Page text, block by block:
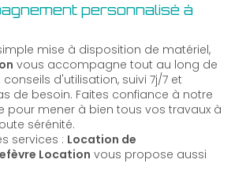
personnalisé à
mise à disposition de matériel,
vous accompagne tout au long de
d'utilisation, suivi 7j/7 et
de besoin. Faites confiance à notre
pour mener à bien tous vos travaux à
sérénité.
services : Location de
Location vous propose aussi